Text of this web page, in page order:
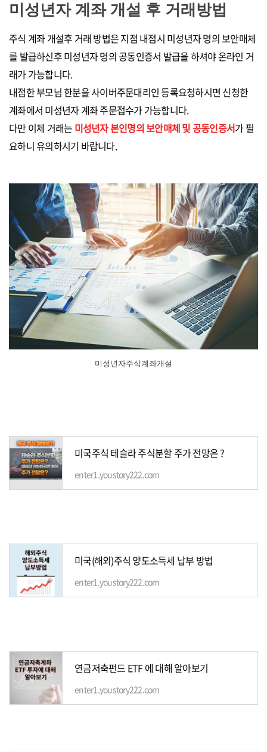
미성년자 계좌 개설 후 거래방법
주식 계좌 개설후 거래 방법은 지점 내점시 미성년자 명의 보안매체
를 발급하신후 미성년자 명의 공동인증서 발급을 하셔야 온라인 거
래가 가능합니다.
내점한 부모님 한분을 사이버주문대리인 등록요청하시면 신청한
계좌에서 미성년자 계좌 주문접수가 가능합니다.
다만 이체 거래는 미성​년자 본인명의 보안매체 및 공동인증서가 필
요하니 유의하시기 바랍니다.
미성년자주식계좌개설
미국주식 테슬라 주식분할 주가 전망은 ?
enter1.youstory222.com
미국(해외)주식 양도소득세 납부 방법
enter1.youstory222.com
연금저축펀드 ETF 에 대해 알아보기
enter1.youstory222.com